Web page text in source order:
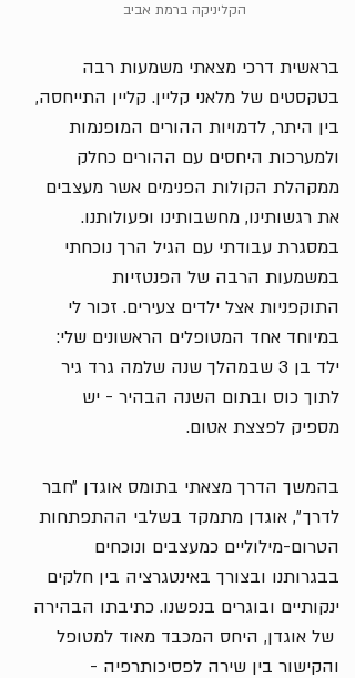
הקליניקה ברמת אביב
בראשית דרכי מצאתי משמעות רבה
בטקסטים של מלאני קליין. קליין התייחסה,
בין היתר, לדמויות ההורים המופנמות
ולמערכות היחסים עם ההורים כחלק
ממקהלת הקולות הפנימים אשר מעצבים
את רגשותינו, מחשבותינו ופעולותנו.
במסגרת עבודתי עם הגיל הרך נוכחתי
במשמעות הרבה של הפנטזיות
התוקפניות אצל ילדים צעירים. זכור לי
במיוחד אחד המטופלים הראשונים שלי:
ילד בן 3 שבמהלך שנה שלמה גרד גיר
לתוך כוס ובתום השנה הבהיר - יש
מספיק לפצצת אטום.
בהמשך הדרך מצאתי בתומס אוגדן ״חבר
לדרך״, אוגדן מתמקד בשלבי ההתפתחות
הטרום-מילוליים כמעצבים ונוכחים
בבגרותנו ובצורך באינטגרציה בין חלקים
ינקותיים ובוגרים בנפשנו. כתיבתו הבהירה
של אוגדן, היחס המכבד מאוד למטופל
והקישור בין שירה לפסיכותרפיה -